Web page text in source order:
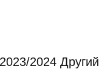
2024 Другий